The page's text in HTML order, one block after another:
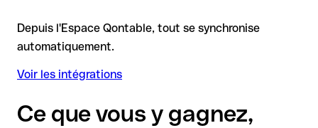
Depuis l'Espace Qontable, tout se synchronise
automatiquement.
Voir les intégrations
Ce que vous y gagnez,